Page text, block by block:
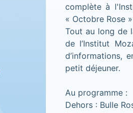
complète à
« Octobre Rose
Tout au long de
de l’Institut
d’informations,
petit déjeuner.
Au programme :
Dehors : Bulle